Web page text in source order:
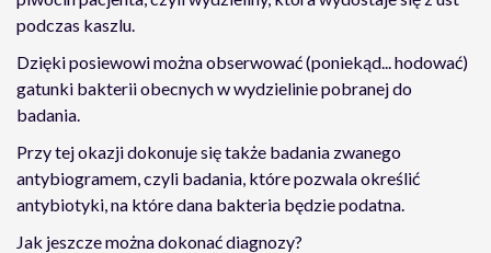
podczas kaszlu.
Dzięki posiewowi można obserwować (poniekąd... hodować)
gatunki bakterii obecnych w wydzielinie pobranej do
badania.
Przy tej okazji dokonuje się także badania zwanego
antybiogramem, czyli badania, które pozwala określić
antybiotyki, na które dana bakteria będzie podatna.
Jak jeszcze można dokonać diagnozy?